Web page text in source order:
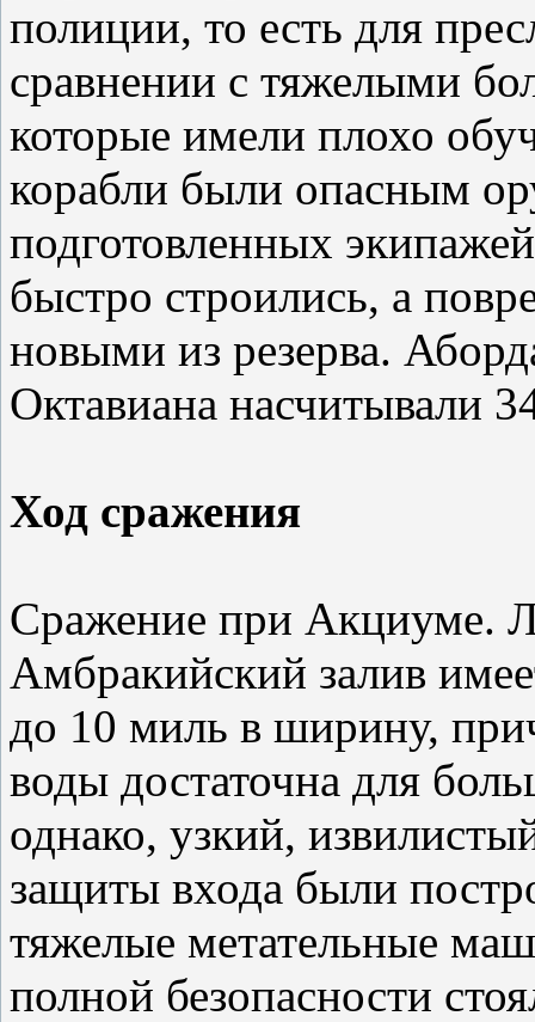
полиции, то есть для
сравнении с тяжелыми
которые имели плохо
корабли были опасным
подготовленных
быстро строились, а
новыми из резерва.
Октавиана насчитывали
Ход сражения
Сражение при Акциуме.
Амбракийский залив
до 10 миль в ширину,
воды достаточна для
однако, узкий,
защиты входа были
тяжелые метательные
полной безопасности